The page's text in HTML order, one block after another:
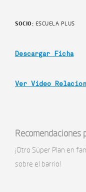
SOCIO: ESCUELA PLUS
Descargar Ficha
Ver Video
Recomendaciones
¡Otro Súper Plan en
sobre el barrio!